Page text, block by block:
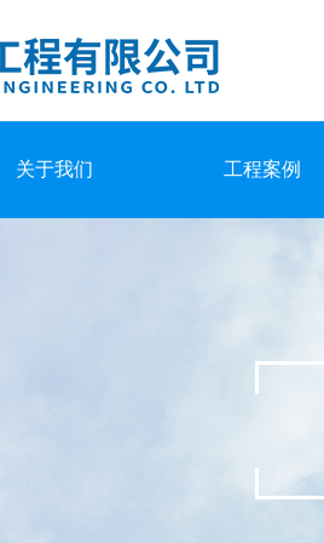
关于我们 工程案例